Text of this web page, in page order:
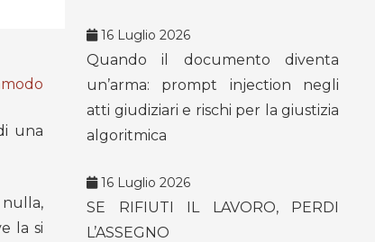
una
nulla,
la si
16 Luglio 2026
Quando il documento diventa
un’arma: prompt injection negli
atti giudiziari e rischi per la giustizia
algoritmica
16 Luglio 2026
SE RIFIUTI IL LAVORO, PERDI
L’ASSEGNO